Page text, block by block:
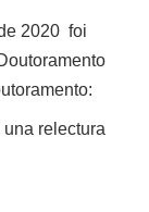
2020 foi
relectura